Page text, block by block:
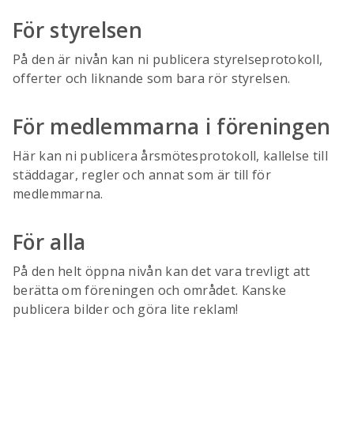
För styrelsen
På den är nivån kan ni publicera styrelseprotokoll,
offerter och liknande som bara rör styrelsen.
För medlemmarna i föreningen
Här kan ni publicera årsmötesprotokoll, kallelse till
städdagar, regler och annat som är till för
medlemmarna.
För alla
På den helt öppna nivån kan det vara trevligt att
berätta om föreningen och området. Kanske
publicera bilder och göra lite reklam!